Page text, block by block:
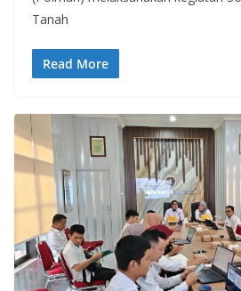
Tanah
Read More